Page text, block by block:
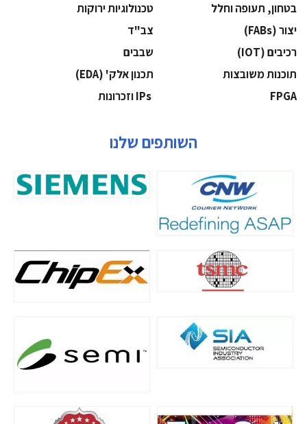
בטחון, תעופה וחלל
‫טכנולוגיות ירוקות‬
‫יצור (‪(FABs‬‬
‫צב"ד‬
‫רכיבים‬ (IOT)
‫שבבים‬
‫תוכנות משובצות‬
‫תכנון אלק' (‪(EDA‬‬
‫‪FPGA‬‬
השותפים שלנו